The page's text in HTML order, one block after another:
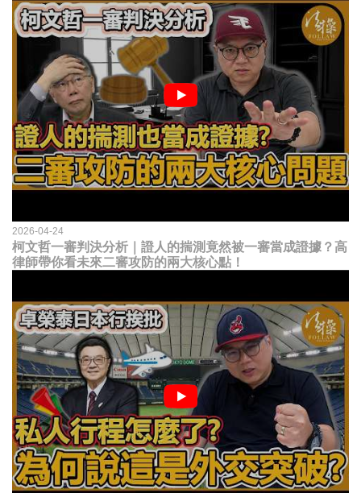
2026-04-24
柯文哲一審判決分析｜證人的揣測竟然被一審當成證據？高
律師帶你看未來二審攻防的兩大核心點！